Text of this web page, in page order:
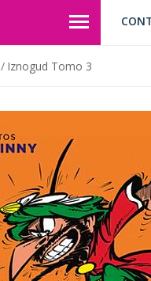
Iznogud Tomo 3